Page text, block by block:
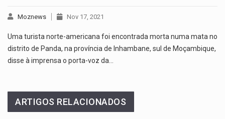
Moznews Nov 17, 2021
Uma turista norte-americana foi encontrada morta numa mata no
distrito de Panda, na província de Inhambane, sul de Moçambique,
disse à imprensa o porta-voz da…
ARTIGOS RELACIONADOS